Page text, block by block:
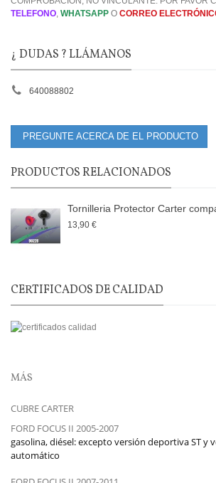
TELEFONO, WHATSAPP O CORREO
¿ DUDAS ? LLÁMANOS
640088802
PREGUNTE ACERCA DE EL PRODUCTO
PRODUCTOS RELACIONADOS
Tornilleria Protector Carter
13,90 €
CERTIFICADOS DE CALIDAD
MÁS
CUBRE CARTER
FORD FOCUS II 2005-2007
gasolina, diésel: excepto versión deportiva ST y
automático